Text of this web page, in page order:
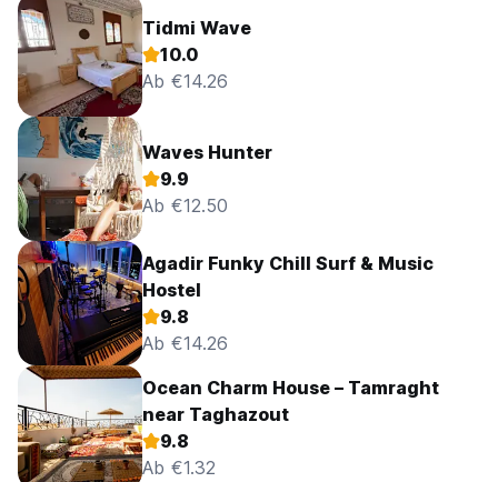
Tidmi Wave
10.0
Ab €14.26
Waves Hunter
9.9
Ab €12.50
Agadir Funky Chill Surf & Music
Hostel
9.8
Ab €14.26
Ocean Charm House – Tamraght
near Taghazout
9.8
Ab €1.32